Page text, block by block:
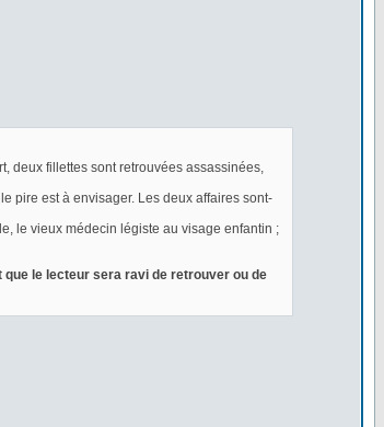
deux fillettes sont retrouvées assassinées,
pire est à envisager. Les deux affaires sont-
le vieux médecin légiste au visage enfantin ;
le lecteur sera ravi de retrouver ou de